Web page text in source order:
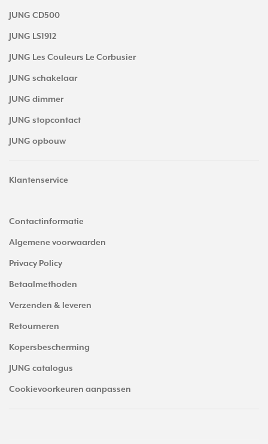
JUNG CD500
JUNG LS1912
JUNG Les Couleurs Le Corbusier
JUNG schakelaar
JUNG dimmer
JUNG stopcontact
JUNG opbouw
Klantenservice
Contactinformatie
Algemene voorwaarden
Privacy Policy
Betaalmethoden
Verzenden & leveren
Retourneren
Kopersbescherming
JUNG catalogus
Cookievoorkeuren aanpassen